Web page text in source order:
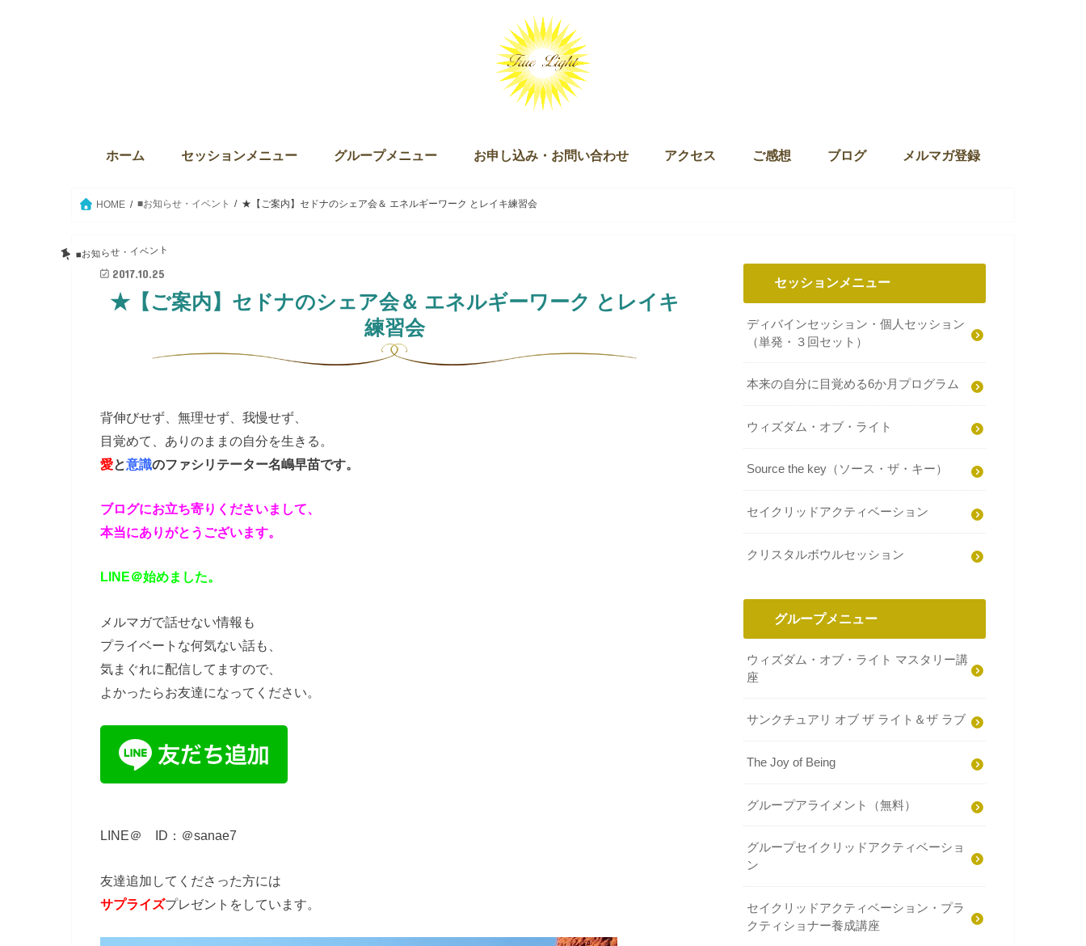
ホーム セッションメニュー グループメニュー お申し込み・お問い合わせ アクセス ご感想 ブログ メルマガ登録
HOME ■お知らせ・イベント ★【ご案内】セドナのシェア会＆ エネルギーワーク とレイキ練習会
■お知らせ・イベント
2017.10.25
★【ご案内】セドナのシェア会＆ エネルギーワーク とレイキ
練習会
背伸びせず、無理せず、我慢せず、
目覚めて、ありのままの自分を生きる。
愛と意識のファシリテーター名嶋早苗です。
ブログにお立ち寄りくださいまして、
本当にありがとうございます。
LINE＠始めました。
メルマガで話せない情報も
プライベートな何気ない話も、
気まぐれに配信してますので、
よかったらお友達になってください。
LINE＠ ID：＠sanae7
友達追加してくださった方には
サプライズプレゼントをしています。
セッションメニュー
ディバインセッション・個人セッション
（単発・３回セット）
本来の自分に目覚める6か月プログラム
ウィズダム・オブ・ライト
Source the key（ソース・ザ・キー）
セイクリッドアクティベーション
クリスタルボウルセッション
グループメニュー
ウィズダム・オブ・ライト マスタリー講
座
サンクチュアリ オブ ザ ライト＆ザ ラブ
The Joy of Being
グループアライメント（無料）
グループセイクリッドアクティベーショ
ン
セイクリッドアクティベーション・プラ
クティショナー養成講座